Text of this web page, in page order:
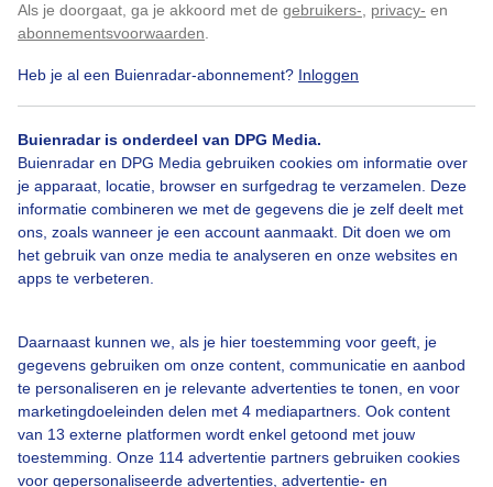
Als je doorgaat, ga je akkoord met de gebruikers- privacy- en
abonnementsvoorwaarden
Heb je al een Buienradar-abonnement? Inloggen
Buienradar is onderdeel van DPG Media.
Buienradar en DPG Media gebruiken cookies om informatie over
je apparaat, locatie, browser en surfgedrag te verzamelen. Deze
informatie combineren we met de gegevens die je zelf deelt met
ons, zoals wanneer je een account aanmaakt. Dit doen we om
het gebruik van onze media te analyseren en onze websites en
apps te verbeteren.
Daarnaast kunnen we, als je hier toestemming voor geeft, je
gegevens gebruiken om onze content, communicatie en aanbod
te personaliseren en je relevante advertenties te tonen, en voor
marketingdoeleinden delen met 4 mediapartners. Ook content
van 13 externe platformen wordt enkel getoond met jouw
toestemming. Onze 114 advertentie partners gebruiken cookies
voor gepersonaliseerde advertenties, advertentie- en
Over Buienradar
Bedrijfsgegevens
Veelgestelde vragen
Contact
Toegankelijkheid
Buienradar Team
Privacy beleid
Cookie beleid
Privacy instellingen
Klik hierom dit aan te passen